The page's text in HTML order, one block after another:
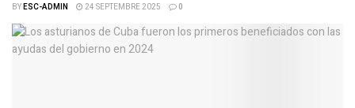
BYESC-ADMIN 24 SEPTEMBRE 2025 0